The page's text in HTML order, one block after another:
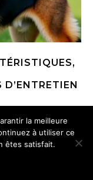
les cases du
de travail. Taille
pair et sens du
la meilleure
à utiliser ce
êtes satisfait.